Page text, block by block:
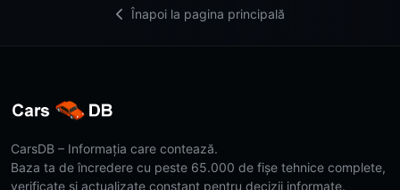
Înapoi la pagina principală
CarsDB – Informația care contează.
Baza ta de încredere cu peste 65.000 de fișe tehnice complete,
verificate și actualizate constant pentru decizii informate.